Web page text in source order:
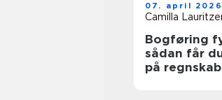
07. april 2026
Camilla
Bogføring
sådan får
på